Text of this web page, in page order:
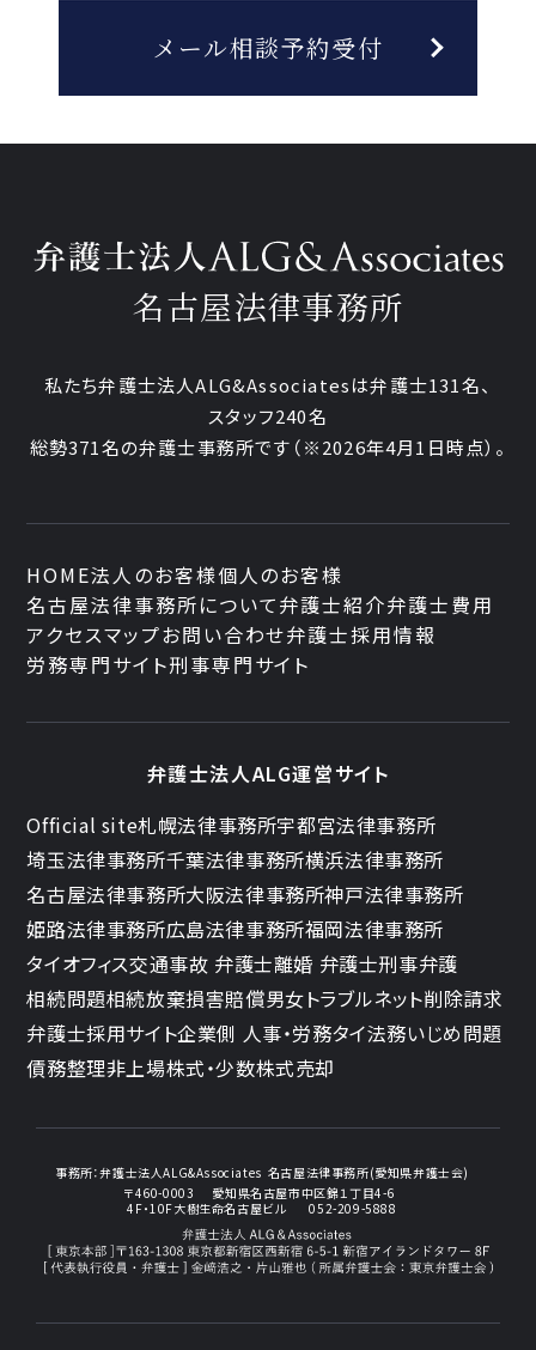
メール相談予約受付
名古屋法律事務所
私たち弁護士法人ALG&Associatesは弁護士131名、
スタッフ240名
総勢371名の弁護士事務所です （※2026年4月1日時点）。
HOME法人のお客様個人のお客様
名古屋法律事務所について弁護士紹介弁護士費用
アクセスマップお問い合わせ弁護士採用情報
労務専門サイト刑事専門サイト
弁護士法人ALG運営サイト
Official site札幌法律事務所宇都宮法律事務所
埼玉法律事務所千葉法律事務所横浜法律事務所
名古屋法律事務所大阪法律事務所神戸法律事務所
姫路法律事務所広島法律事務所福岡法律事務所
タイオフィス交通事故 弁護士離婚 弁護士刑事弁護
相続問題相続放棄損害賠償男女トラブルネット削除請求
弁護士採用サイト企業側 人事・労務タイ法務いじめ問題
債務整理非上場株式・少数株式売却
事務所：弁護士法人ALG&Associates 名古屋法律事務所(愛知県弁護士会)
〒460-0003
愛知県名古屋市中区錦１丁目4-6
4F・10F大樹生命名古屋ビル
052-209-5888